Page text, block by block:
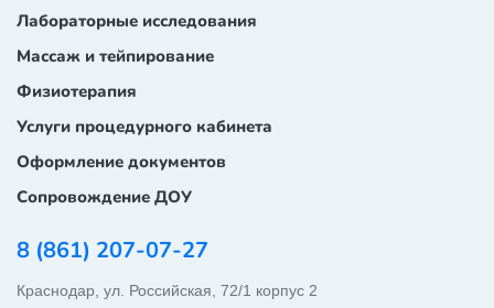
8 (861) 207-07-27
Краснодар, ул. Российская, 72/1 корпус 2
Лабораторные исследования
Массаж и тейпирование
Физиотерапия
Услуги процедурного кабинета
Оформление документов
Сопровождение ДОУ